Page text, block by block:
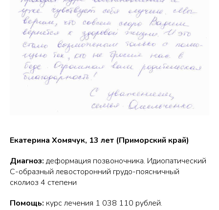
Екатерина Хомячук, 13 лет (Приморский край)
Диагноз: деформация позвоночника. Идиопатический
С-образный левосторонний грудо-поясничный
сколиоз 4 степени
Помощь: курс лечения 1 038 110 рублей.